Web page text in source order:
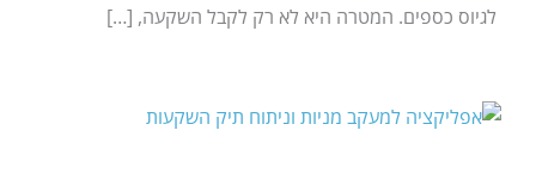
לגיוס כספים. המטרה היא לא רק לקבל השקעה, […]